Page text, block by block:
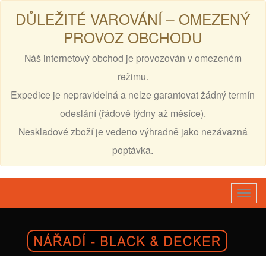
DŮLEŽITÉ VAROVÁNÍ – OMEZENÝ
PROVOZ OBCHODU
Náš internetový obchod je provozován v omezeném
režimu.
Expedice je nepravidelná a nelze garantovat žádný termín
odeslání (řádově týdny až měsíce).
Neskladové zboží je vedeno výhradně jako nezávazná
poptávka.